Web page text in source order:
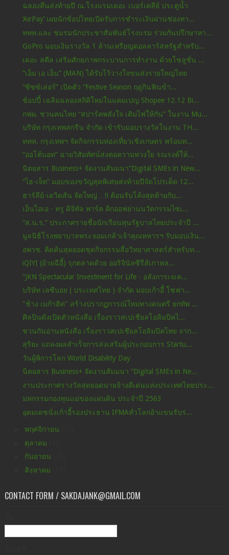
ฉลองคืนส่งท้ายปี ณ.โรงแรมเดอะ เบอร์เคลีย์ ประตูน้ำ
‘AirPay’ เผยนักช้อปไทยเปิดรับการชำระเงินผ่านช่องทา...
ททท.และ ชมรมนักประชาสัมพันธ์โรงแรม ร่วมกันปรึกษาหา...
GoPro มอบเงินรางวัล 1 ล้านเหรียญดอลลาร์สหรัฐสำหรับ...
เดอะ สตีล เสริมศักยภาพกระบวนการทำงาน ด้วยโซลูชั่น ...
“เอ็ม เอ เอ็น” (MAN) ได้รับไว้วางใจขนส่งรายใหญ่ไทย
“ซิซซ์เล่อร์” เปิดตัว “Festive Season ฤดูกินฟินข้า...
ช้อปปี้ เฉลิมฉลองสถิติใหม่ในแคมเปญ Shopee 12.12 Bi...
กฟผ. ชวนคนไทย “สปาร์คพลังใจ เติมไฟให้กัน” ในงาน Mu...
บริษัท กรุงเทพสกรีน จำกัด เข้ารับมอบรางวัลในงาน TH...
ททท. กรุงเทพฯ จัดกิจกรรมท่องเที่ยวเชิงเกษตร พร้อมท...
“ออโต้บอท” ฉายวิสัยทัศน์ส่งต่อความห่วงใย รณรงค์ให้...
นิตยสาร Business+ จัดงานสัมมนา“Digital SMEs in New...
“ไฮ-เจ็ท” มอบของขวัญสุดพิเศษส่งท้ายปีจัดโปรเด็ด 12...
ฮาร์ลีย์-เดวิดสัน จัดใหญ่…!! ต้อนรับโค้งสุดท้ายกับ...
เอ็นไอเอ - ทรู ดิจิทัล พาร์ค คิกออฟย่านนวัตกรรมไซเ...
“ส.น.ร.” ประกาศรายชื่อนักเรียนทุนรัฐบาลไทยประจำปี ...
มูลนิธิโรงพยาบาลพระจอมเกล้าเจ้าคุณทหารฯ รับมอบเงิน...
อพวช. คิดค้นสุดยอดชุดกิจกรรมสื่อวิทยาศาสตร์สำหรับท...
iQIYI (อ้ายฉีอี้) รุกตลาดด้วย ออริจินัลซีรีส์เกาหล...
“JKN Spectacular Investment for Life - อลังการเจเค...
บริษัท เลซีบอย ( ประเทศไทย ) จำกัด มอบเก้าอี้ โซฟา...
"ช้าง เมก้าฮิต" สร้างปรากฏการณ์ใหม่ทางดนตรี ยกทัพ ...
ศิลปินดังเปิดตัวหนังสือ เรื่องราวสเปเชียลโอลิมปิคไ...
ชวนกันอ่านหนังสือ เรื่องราวสเปเชียลโอลิมปิคไทย จาก...
สุริยะ แถลงผลสําเร็จการส่งเสริมผู้ประกอบการ Startu...
วันผู้พิการโลก World Disability Day
นิตยสาร Business+ จัดงานสัมมนา “Digital SMEs in Ne...
งานประกาศรางวัลสุดยอดนายจ้างดีเด่นแห่งประเทศไทยประ...
มหกรรมกองทุนแม่ของแผ่นดิน ประจำปี 2563
อุดมเดชนั่งเก้าอี้รองประธาน IFMAทั่วโลกอ้าแขนรับร่...
พฤศจิกายน
ตุลาคม
กันยายน
สิงหาคม
CONTACT FORM / SAKDAJANK@GMAIL.COM